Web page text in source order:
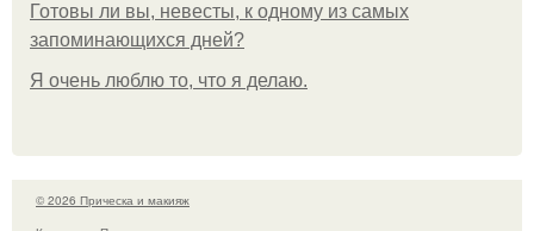
Готовы ли вы, невесты, к одному из самых
запоминающихся дней?
Я очень люблю то, что я делаю.
© 2026 Прическа и макияж